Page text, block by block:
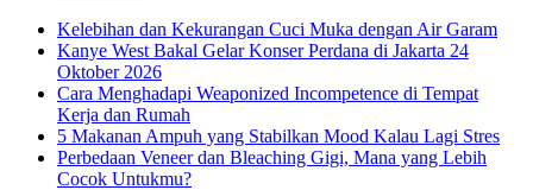
Kelebihan dan Kekurangan Cuci Muka dengan Air Garam
Kanye West Bakal Gelar Konser Perdana di Jakarta 24
Oktober 2026
Cara Menghadapi Weaponized Incompetence di Tempat
Kerja dan Rumah
5 Makanan Ampuh yang Stabilkan Mood Kalau Lagi Stres
Perbedaan Veneer dan Bleaching Gigi, Mana yang Lebih
Cocok Untukmu?